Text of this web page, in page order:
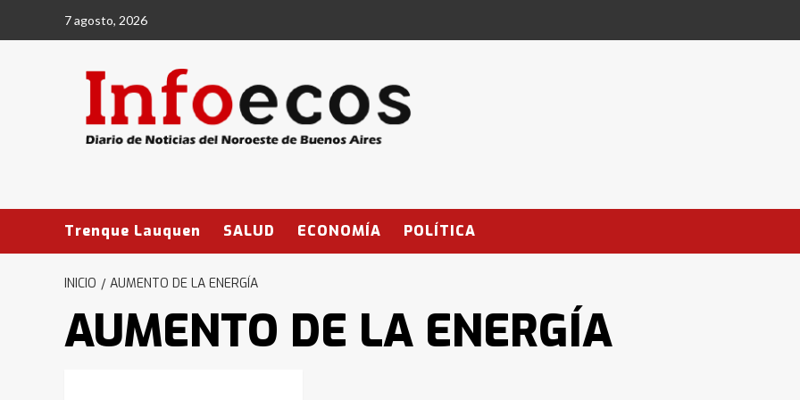
7 agosto, 2026
Trenque Lauquen SALUD ECONOMÍA POLÍTICA
INICIO AUMENTO DE LA ENERGÍA
AUMENTO DE LA ENERGÍA